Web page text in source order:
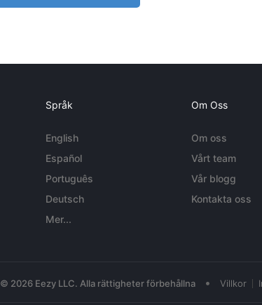
Språk
English
Español
Português
Deutsch
Mer...
Om Oss
Om oss
Vårt team
Vår blogg
Kontakta oss
© 2026 Eezy LLC. Alla rättigheter förbehållna • Villkor